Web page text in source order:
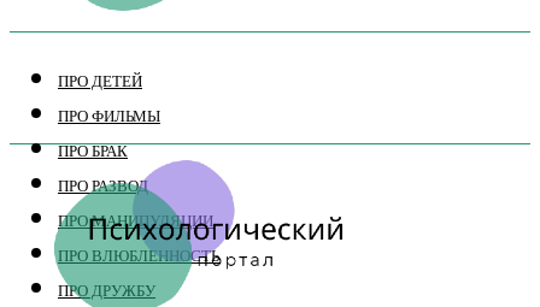
ПРО ДЕТЕЙ
ПРО ФИЛЬМЫ
ПРО БРАК
ПРО РАЗВОД
ПРО МАНИПУЛЯЦИИ
ПРО ВЛЮБЛЕННОСТЬ
ПРО ДРУЖБУ